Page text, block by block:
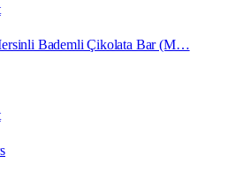
Bademli Çikolata Bar (M…